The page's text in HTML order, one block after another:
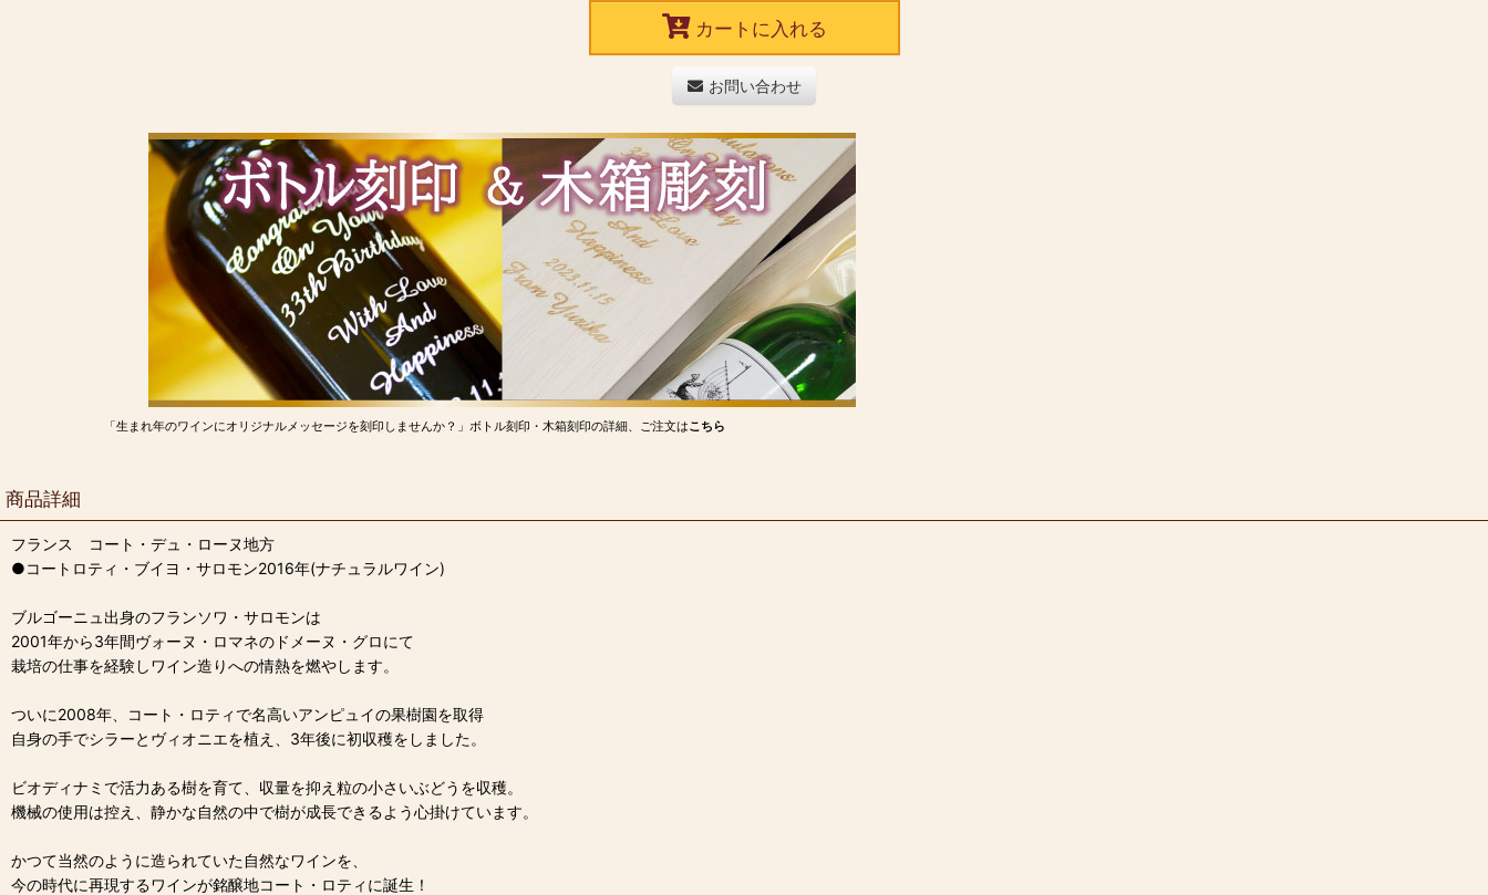
カートに入れる
お問い合わせ
「生まれ年のワインにオリジナルメッセージを刻印しませんか？」ボトル刻印・木箱刻印の詳細、ご注文はこちら
商品詳細
フランス コート・デュ・ローヌ地方
●コートロティ・ブイヨ・サロモン2016年(ナチュラルワイン)
ブルゴーニュ出身のフランソワ・サロモンは
2001年から3年間ヴォーヌ・ロマネのドメーヌ・グロにて
栽培の仕事を経験しワイン造りへの情熱を燃やします。
ついに2008年、コート・ロティで名高いアンピュイの果樹園を取得
自身の手でシラーとヴィオニエを植え、3年後に初収穫をしました。
ビオディナミで活力ある樹を育て、収量を抑え粒の小さいぶどうを収穫。
機械の使用は控え、静かな自然の中で樹が成長できるよう心掛けています。
かつて当然のように造られていた自然なワインを、
今の時代に再現するワインが銘醸地コート・ロティに誕生！